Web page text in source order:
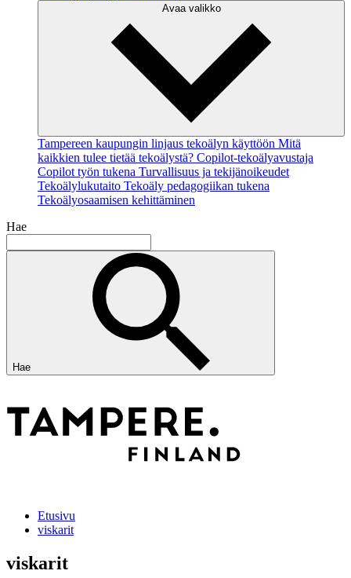
Avaa valikko
Tampereen kaupungin linjaus tekoälyn käyttöön Mitä
kaikkien tulee tietää tekoälystä? Copilot-tekoälyavustaja
Copilot työn tukena Turvallisuus ja tekijänoikeudet
Tekoälylukutaito Tekoäly pedagogiikan tukena
Tekoälyosaamisen kehittäminen
Hae
Hae
Etusivu
viskarit
viskarit